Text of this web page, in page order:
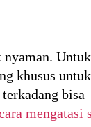
nyaman. Untuk
khusus
bisa
mengatasi